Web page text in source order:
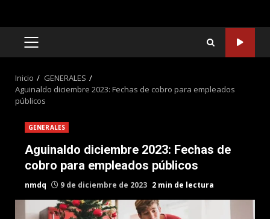
MENÚ
Inicio
GENERALES
Aguinaldo diciembre 2023: Fechas de cobro para empleados
públicos
GENERALES
Aguinaldo diciembre 2023: Fechas de
cobro para empleados públicos
nmdq 9 de diciembre de 2023 2 min de lectura